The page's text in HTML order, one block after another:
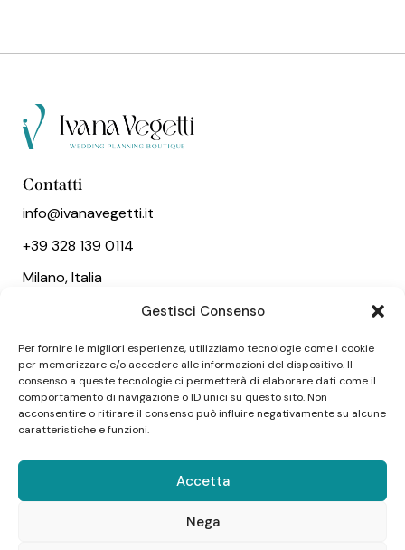
Gestisci Consenso
Per fornire le migliori esperienze, utilizziamo tecnologie come i cookie
per memorizzare e/o accedere alle informazioni del dispositivo. Il
consenso a queste tecnologie ci permetterà di elaborare dati come il
comportamento di navigazione o ID unici su questo sito. Non
acconsentire o ritirare il consenso può influire negativamente su alcune
caratteristiche e funzioni.
Accetta
Nega
Contatti
info@ivanavegetti.it
+39 328 139 0114
Milano, Italia
Chi sono
Servizi
Wedding
Social